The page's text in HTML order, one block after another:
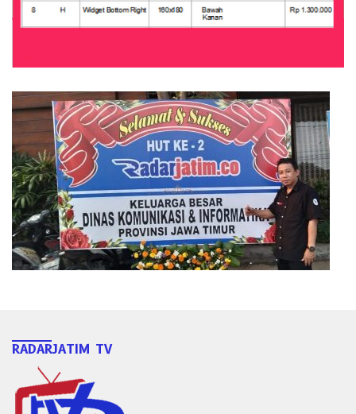
RADARJATIM TV